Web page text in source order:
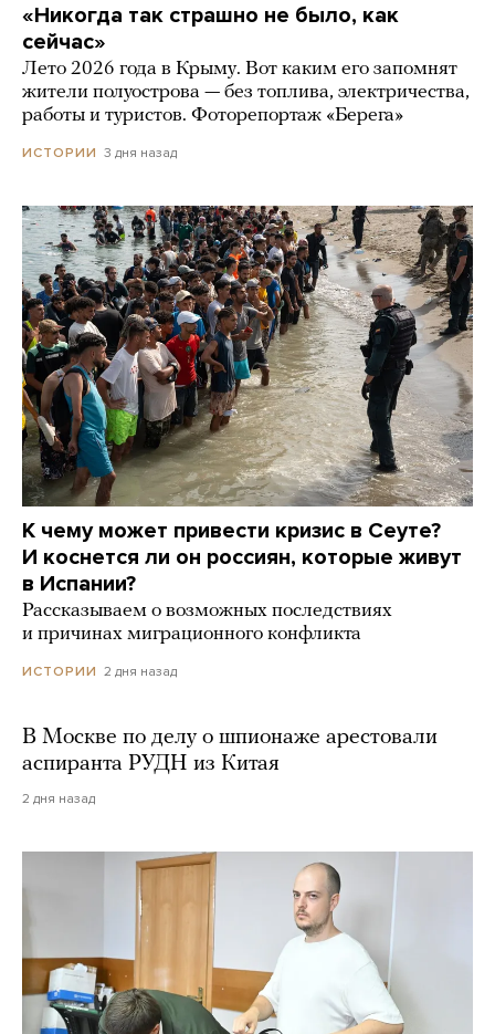
«Никогда так страшно не было, как
сейчас»
Лето 2026 года в Крыму. Вот каким его запомнят
жители полуострова — без топлива, электричества,
работы и туристов. Фоторепортаж «Берега»
ИСТОРИИ 3 дня назад
К чему может привести кризис в Сеуте?
И коснется ли он россиян, которые живут
в Испании?
Рассказываем о возможных последствиях
и причинах миграционного конфликта
ИСТОРИИ 2 дня назад
В Москве по делу о шпионаже арестовали
аспиранта РУДН из Китая
2 дня назад